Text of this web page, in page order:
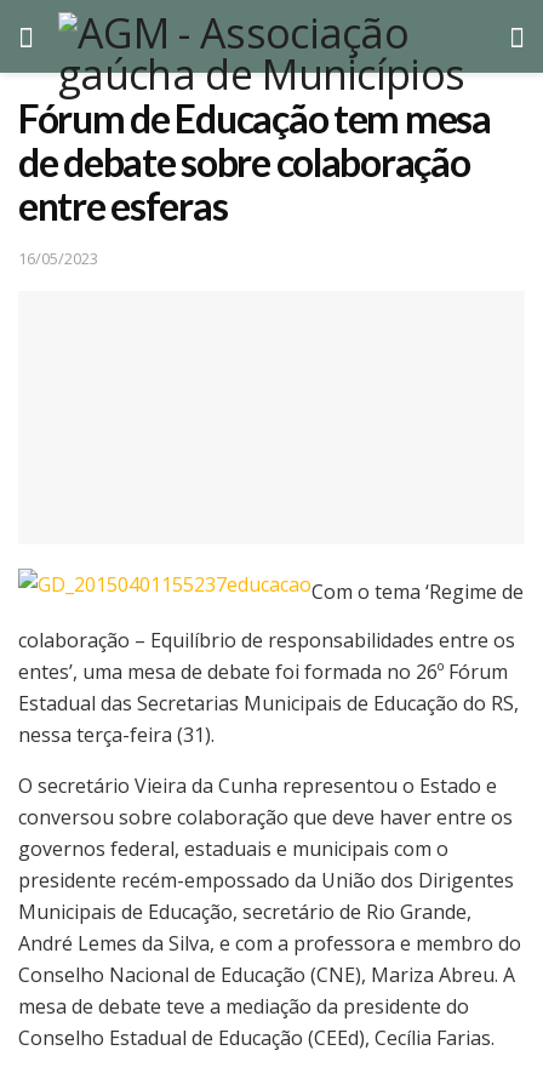
Fórum de Educação tem mesa
de debate sobre colaboração
entre esferas
16/05/2023
Com o tema ‘Regime de
colaboração – Equilíbrio de responsabilidades entre os
entes’, uma mesa de debate foi formada no 26º Fórum
Estadual das Secretarias Municipais de Educação do RS,
nessa terça-feira (31).
O secretário Vieira da Cunha representou o Estado e
conversou sobre colaboração que deve haver entre os
governos federal, estaduais e municipais com o
presidente recém-empossado da União dos Dirigentes
Municipais de Educação, secretário de Rio Grande,
André Lemes da Silva, e com a professora e membro do
Conselho Nacional de Educação (CNE), Mariza Abreu. A
mesa de debate teve a mediação da presidente do
Conselho Estadual de Educação (CEEd), Cecília Farias.